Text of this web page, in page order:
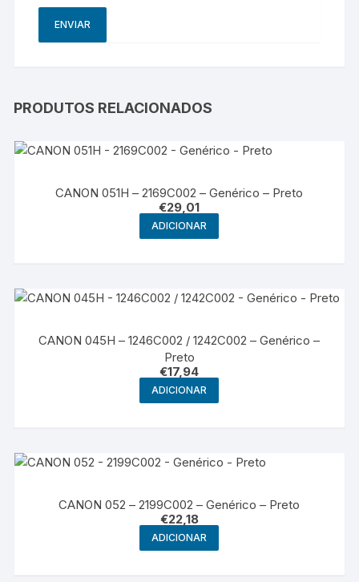
PRODUTOS RELACIONADOS
CANON 051H – 2169C002 – Genérico – Preto
€29,01
ADICIONAR
CANON 045H – 1246C002 / 1242C002 – Genérico –
Preto
€17,94
ADICIONAR
CANON 052 – 2199C002 – Genérico – Preto
€22,18
ADICIONAR